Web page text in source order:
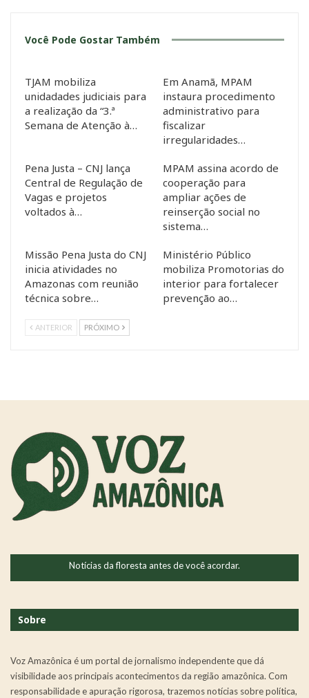
Você Pode Gostar Também
TJAM mobiliza
unidadades judiciais para
a realização da “3.ª
Semana de Atenção à…
Em Anamã, MPAM
instaura procedimento
administrativo para
fiscalizar
irregularidades…
Pena Justa – CNJ lança
Central de Regulação de
Vagas e projetos
voltados à…
MPAM assina acordo de
cooperação para
ampliar ações de
reinserção social no
sistema…
Missão Pena Justa do CNJ
inicia atividades no
Amazonas com reunião
técnica sobre…
Ministério Público
mobiliza Promotorias do
interior para fortalecer
prevenção ao…
ANTERIOR PRÓXIMO
Notícias da floresta antes de você acordar.
Sobre
Voz Amazônica é um portal de jornalismo independente que dá
visibilidade aos principais acontecimentos da região amazônica. Com
responsabilidade e apuração rigorosa, trazemos notícias sobre política,